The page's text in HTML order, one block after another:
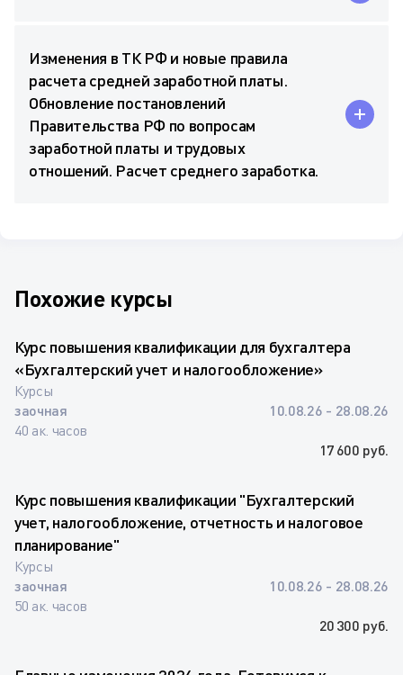
Изменения в ТК РФ и новые правила
расчета средней заработной платы.
Обновление постановлений
Правительства РФ по вопросам
заработной платы и трудовых
отношений. Расчет среднего заработка.
Похожие курсы
Курс повышения квалификации для бухгалтера
«Бухгалтерский учет и налогообложение»
Курсы
заочная
40 ак. часов
10.08.26 - 28.08.26
17 600 руб.
Курс повышения квалификации "Бухгалтерский
учет, налогообложение, отчетность и налоговое
планирование"
Курсы
заочная
50 ак. часов
10.08.26 - 28.08.26
20 300 руб.